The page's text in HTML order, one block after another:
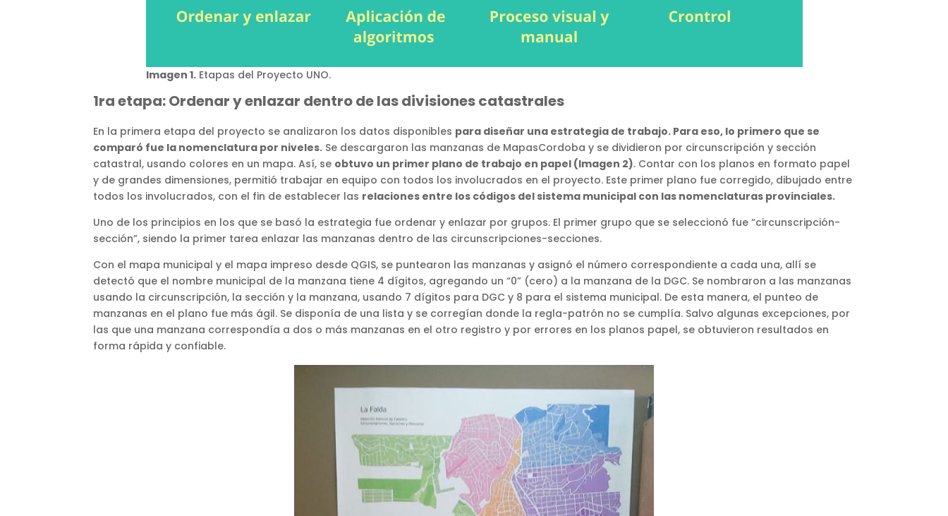
Imagen 1.Etapas del Proyecto UNO.
1ra etapa: Ordenar y enlazar dentro de las divisiones catastrales
En la primera etapa del proyecto se analizaron los datos disponibles para diseñar una estrategia de trabajo. Para eso, lo primero que se
comparó fue la nomenclatura por niveles. Se descargaron las manzanas de MapasCordoba y se dividieron por circunscripción y sección
catastral, usando colores en un mapa. Así, se obtuvo un primer plano de trabajo en papel (Imagen 2). Contar con los planos en formato papel
y de grandes dimensiones, permitió trabajar en equipo con todos los involucrados en el proyecto. Este primer plano fue corregido, dibujado entre
todos los involucrados, con el fin de establecer las relaciones entre los códigos del sistema municipal con las nomenclaturas provinciales.
Uno de los principios en los que se basó la estrategia fue ordenar y enlazar por grupos. El primer grupo que se seleccionó fue “circunscripción-
sección”, siendo la primer tarea enlazar las manzanas dentro de las circunscripciones-secciones.
Con el mapa municipal y el mapa impreso desde QGIS, se puntearon las manzanas y asignó el número correspondiente a cada una, allí se
detectó que el nombre municipal de la manzana tiene 4 dígitos, agregando un “0” (cero) a la manzana de la DGC. Se nombraron a las manzanas
usando la circunscripción, la sección y la manzana, usando 7 dígitos para DGC y 8 para el sistema municipal. De esta manera, el punteo de
manzanas en el plano fue más ágil. Se disponía de una lista y se corregían donde la regla-patrón no se cumplía. Salvo algunas excepciones, por
las que una manzana correspondía a dos o más manzanas en el otro registro y por errores en los planos papel, se obtuvieron resultados en
forma rápida y confiable.